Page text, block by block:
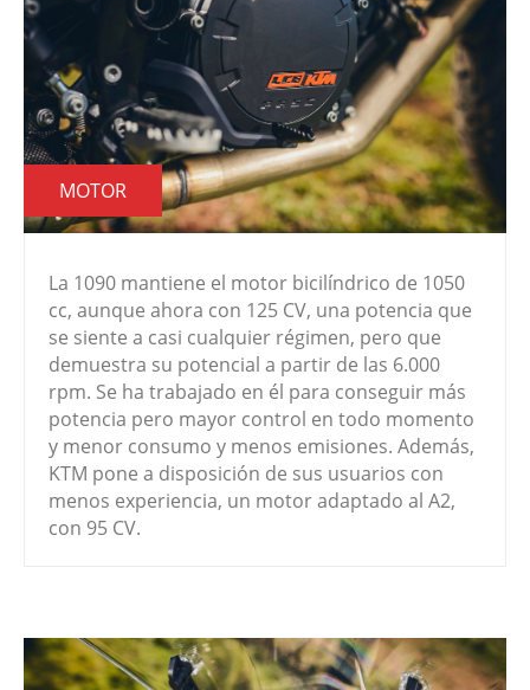
MOTOR
La 1090 mantiene el motor bicilíndrico de 1050
cc, aunque ahora con 125 CV, una potencia que
se siente a casi cualquier régimen, pero que
demuestra su potencial a partir de las 6.000
rpm. Se ha trabajado en él para conseguir más
potencia pero mayor control en todo momento
y menor consumo y menos emisiones. Además,
KTM pone a disposición de sus usuarios con
menos experiencia, un motor adaptado al A2,
con 95 CV.